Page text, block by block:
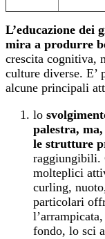
L’educazione dei
mira a produrre
crescita cognitiva,
culture diverse. E’
alcune principali
lo
palestra,
le strutture
raggiungibili.
molteplici
curling,
particolari
fondo, lo sci